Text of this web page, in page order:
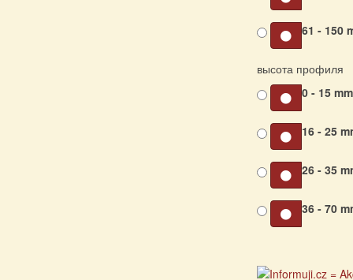
61 - 150
высота профиля
0 - 15
16 - 25
26 - 35
36 - 70